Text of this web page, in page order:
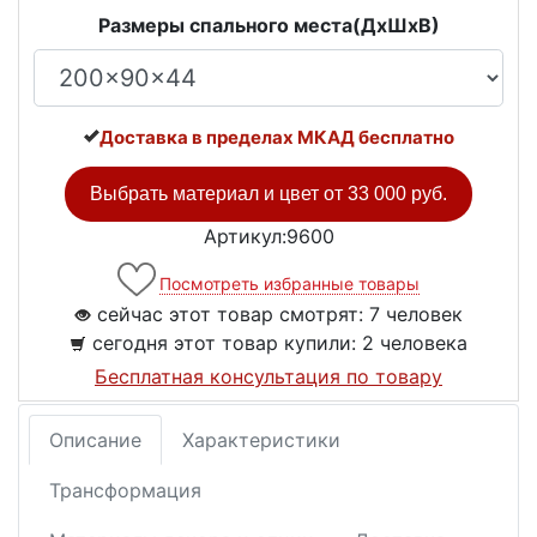
Размеры спального места(ДxШxВ)
Доставка в пределах МКАД бесплатно
Выбрать материал и цвет от 33 000 руб.
Артикул:9600
Посмотреть избранные товары
сейчас этот товар смотрят: 7 человек
сегодня этот товар купили: 2 человека
Бесплатная консультация по товару
Описание Характеристики
Трансформация